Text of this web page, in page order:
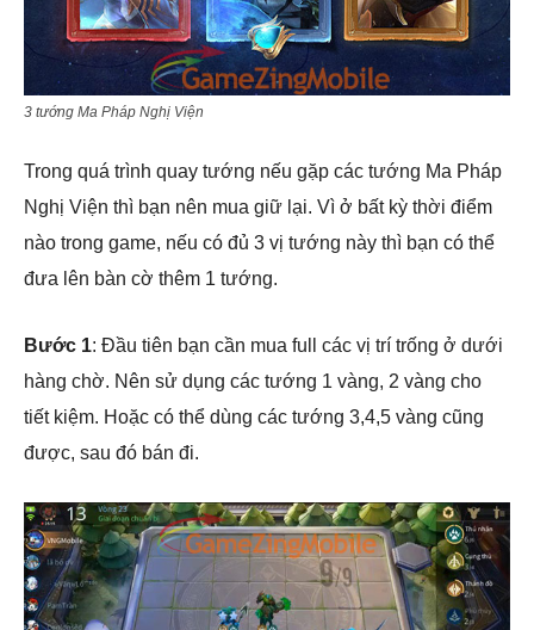
3 tướng Ma Pháp Nghị Viện
Trong quá trình quay tướng nếu gặp các tướng Ma Pháp
Nghị Viện thì bạn nên mua giữ lại. Vì ở bất kỳ thời điểm
nào trong game, nếu có đủ 3 vị tướng này thì bạn có thể
đưa lên bàn cờ thêm 1 tướng.
Bước 1: Đầu tiên bạn cần mua full các vị trí trống ở dưới
hàng chờ. Nên sử dụng các tướng 1 vàng, 2 vàng cho
tiết kiệm. Hoặc có thể dùng các tướng 3,4,5 vàng cũng
được, sau đó bán đi.